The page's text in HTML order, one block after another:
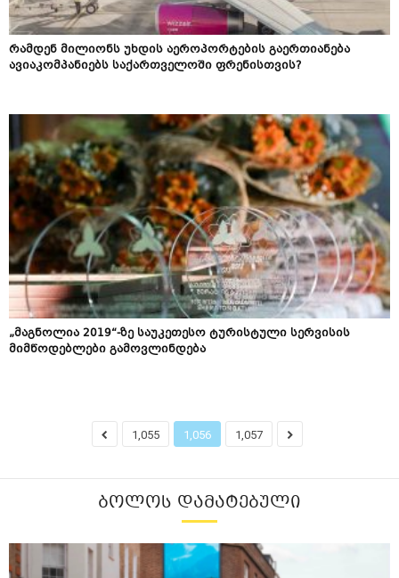
რამდენ მილიონს უხდის აეროპორტების გაერთიანება
ავიაკომპანიებს საქართველოში ფრენისთვის?
„მაგნოლია 2019“-ზე საუკეთესო ტურისტული სერვისის
მიმწოდებლები გამოვლინდება
1,055 1,056 1,057
ᲑᲝᲚᲝᲡ ᲓᲐᲛᲐᲢᲔᲑᲣᲚᲘ